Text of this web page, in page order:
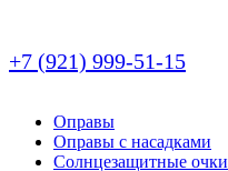
+7 (921) 999-51-15
Оправы
Оправы с насадками
Солнцезащитные очки